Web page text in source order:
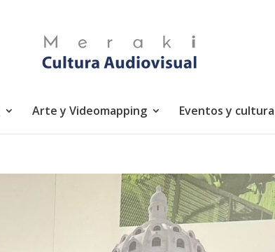
Arte y Videomapping Eventos y cultura